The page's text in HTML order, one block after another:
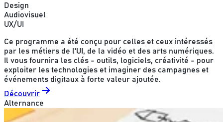
Design
Audiovisuel
UX/UI
Ce programme a été conçu pour celles et ceux intéressés
par les métiers de l'UI, de la vidéo et des arts numériques.
Il vous fournira les clés - outils, logiciels, créativité - pour
exploiter les technologies et imaginer des campagnes et
événements digitaux à forte valeur ajoutée.
Découvrir
Alternance